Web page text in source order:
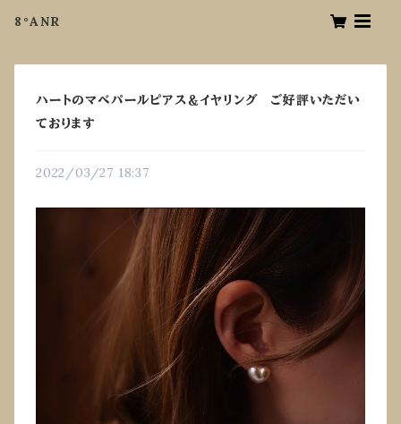
8°ANR
ハートのマベパールピアス＆イヤリング ご好評いただい
ております
2022/03/27 18:37